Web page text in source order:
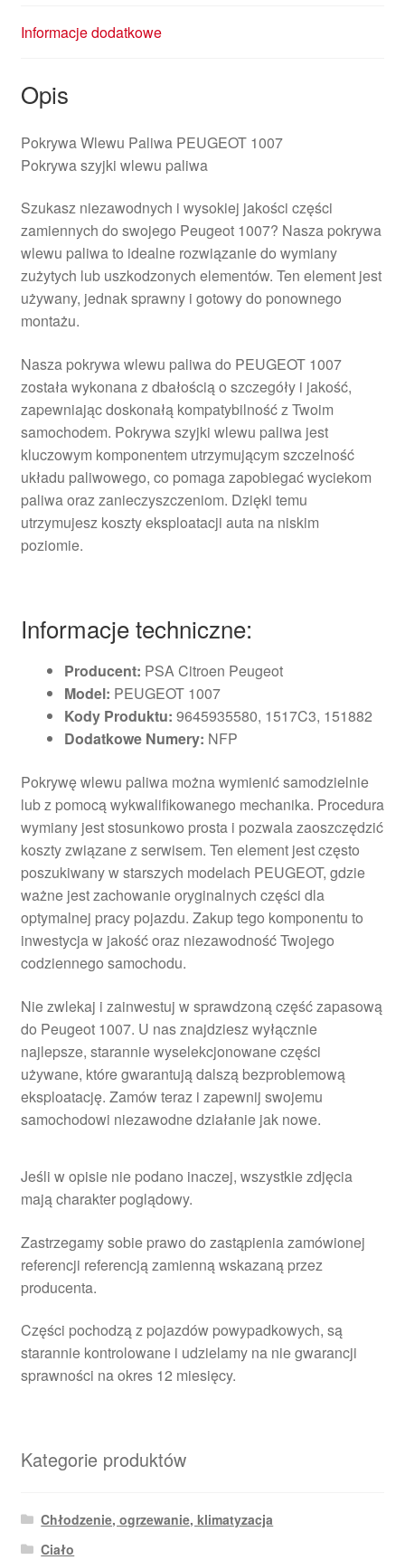
Informacje dodatkowe
Opis
Pokrywa Wlewu Paliwa PEUGEOT 1007
Pokrywa szyjki wlewu paliwa
Szukasz niezawodnych i wysokiej jakości części
zamiennych do swojego Peugeot 1007? Nasza pokrywa
wlewu paliwa to idealne rozwiązanie do wymiany
zużytych lub uszkodzonych elementów. Ten element jest
używany, jednak sprawny i gotowy do ponownego
montażu.
Nasza pokrywa wlewu paliwa do PEUGEOT 1007
została wykonana z dbałością o szczegóły i jakość,
zapewniając doskonałą kompatybilność z Twoim
samochodem. Pokrywa szyjki wlewu paliwa jest
kluczowym komponentem utrzymującym szczelność
układu paliwowego, co pomaga zapobiegać wyciekom
paliwa oraz zanieczyszczeniom. Dzięki temu
utrzymujesz koszty eksploatacji auta na niskim
poziomie.
Informacje techniczne:
Producent: PSA Citroen Peugeot
Model: PEUGEOT 1007
Kody Produktu: 9645935580, 1517C3, 151882
Dodatkowe Numery: NFP
Pokrywę wlewu paliwa można wymienić samodzielnie
lub z pomocą wykwalifikowanego mechanika. Procedura
wymiany jest stosunkowo prosta i pozwala zaoszczędzić
koszty związane z serwisem. Ten element jest często
poszukiwany w starszych modelach PEUGEOT, gdzie
ważne jest zachowanie oryginalnych części dla
optymalnej pracy pojazdu. Zakup tego komponentu to
inwestycja w jakość oraz niezawodność Twojego
codziennego samochodu.
Nie zwlekaj i zainwestuj w sprawdzoną część zapasową
do Peugeot 1007. U nas znajdziesz wyłącznie
najlepsze, starannie wyselekcjonowane części
używane, które gwarantują dalszą bezproblemową
eksploatację. Zamów teraz i zapewnij swojemu
samochodowi niezawodne działanie jak nowe.
Jeśli w opisie nie podano inaczej, wszystkie zdjęcia
mają charakter poglądowy.
Zastrzegamy sobie prawo do zastąpienia zamówionej
referencji referencją zamienną wskazaną przez
producenta.
Części pochodzą z pojazdów powypadkowych, są
starannie kontrolowane i udzielamy na nie gwarancji
sprawności na okres 12 miesięcy.
Kategorie produktów
Chłodzenie, ogrzewanie, klimatyzacja
Ciało